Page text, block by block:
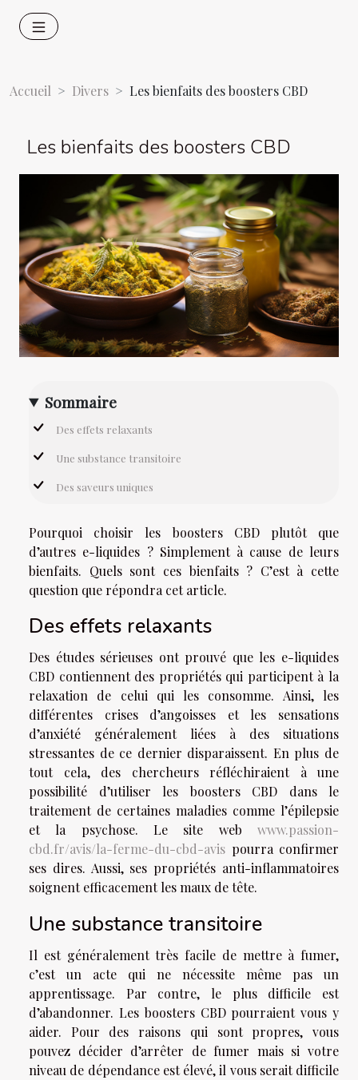
Accueil Divers Les bienfaits des boosters CBD
Les bienfaits des boosters CBD
Sommaire
Des effets relaxants
Une substance transitoire
Des saveurs uniques
Pourquoi choisir les boosters CBD plutôt que
d’autres e-liquides ? Simplement à cause de leurs
bienfaits. Quels sont ces bienfaits ? C’est à cette
question que répondra cet article.
Des effets relaxants
Des études sérieuses ont prouvé que les e-liquides
CBD contiennent des propriétés qui participent à la
relaxation de celui qui les consomme. Ainsi, les
différentes crises d’angoisses et les sensations
d’anxiété généralement liées à des situations
stressantes de ce dernier disparaissent. En plus de
tout cela, des chercheurs réfléchiraient à une
possibilité d’utiliser les boosters CBD dans le
traitement de certaines maladies comme l’épilepsie
et la psychose. Le site web www.passion-
cbd.fr/avis/la-ferme-du-cbd-avis pourra confirmer
ses dires. Aussi, ses propriétés anti-inflammatoires
soignent efficacement les maux de tête.
Une substance transitoire
Il est généralement très facile de mettre à fumer,
c’est un acte qui ne nécessite même pas un
apprentissage. Par contre, le plus difficile est
d’abandonner. Les boosters CBD pourraient vous y
aider. Pour des raisons qui sont propres, vous
pouvez décider d’arrêter de fumer mais si votre
niveau de dépendance est élevé, il vous serait difficile